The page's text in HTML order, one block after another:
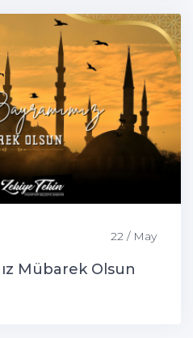
22 / May
Mübarek Olsun